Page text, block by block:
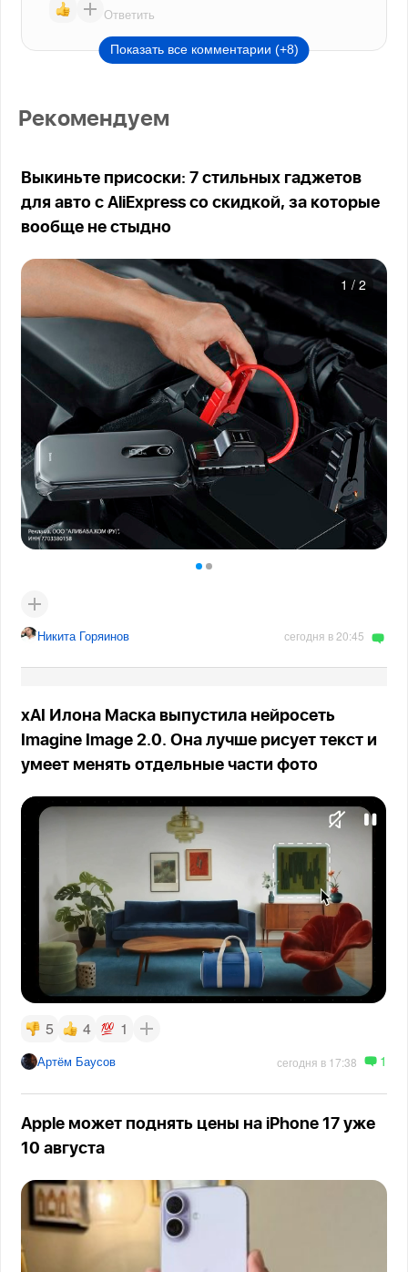
Ответить
Показать все комментарии (+8)
Рекомендуем
Выкиньте присоски: 7 стильных гаджетов
для авто с AliExpress со скидкой, за которые
вообще не стыдно
1 / 2
Никита Горяинов сегодня в 20:45
xAI Илона Маска выпустила нейросеть
Imagine Image 2.0. Она лучше рисует текст и
умеет менять отдельные части фото
5 4 1
Артём Баусов сегодня в 17:38 1
Apple может поднять цены на iPhone 17 уже
10 августа